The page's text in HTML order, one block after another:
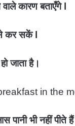
कारण बताएँगे l
कर सकें l
जाता है।
in the
भी नहीं पीते